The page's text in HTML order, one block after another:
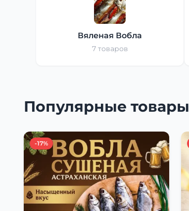
Вяленая Вобла
7 товаров
Популярные товары
-17%